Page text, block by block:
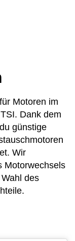
Motoren im
Dank dem
günstige
Wir
Motorwechsels
des